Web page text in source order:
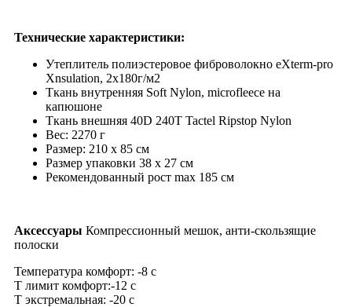
Технические характеристики:
Утеплитель полиэстеровое фиброволокно eXterm-pro
Xnsulation, 2х180г/м2
Ткань внутренняя Soft Nylon, microfleece на
капюшоне
Ткань внешняя 40D 240T Tactel Ripstop Nylon
Вес: 2270 г
Размер: 210 х 85 см
Размер упаковки 38 x 27 см
Рекомендованный рост max 185 см
Аксессуары Компрессионный мешок, анти-скользящие
полоски
Температура комфорт: -8 с
Т лимит комфорт:-12 с
Т экстремальная: -20 c